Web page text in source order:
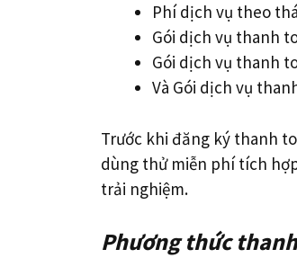
Phí dịch vụ theo
Gói dịch vụ thanh
Gói dịch vụ thanh
Và Gói dịch vụ
Trước khi đăng ký thanh
dùng thử miễn phí tích
trải nghiệm.
Phương thức